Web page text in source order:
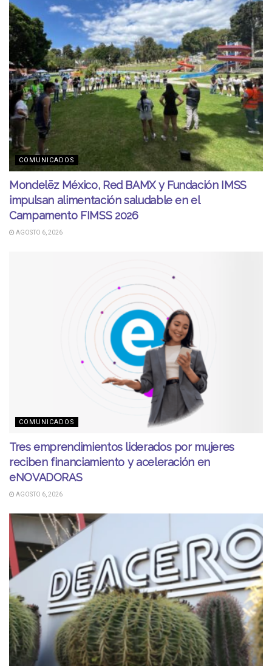
COMUNICADOS
Mondelēz México, Red BAMX y Fundación IMSS
impulsan alimentación saludable en el
Campamento FIMSS 2026
AGOSTO 6, 2026
COMUNICADOS
Tres emprendimientos liderados por mujeres
reciben financiamiento y aceleración en
eNOVADORAS
AGOSTO 6, 2026